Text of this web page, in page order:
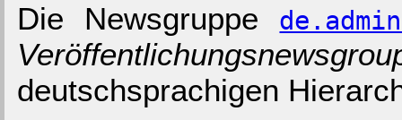
Die Newsgruppe
deutschsprachigen